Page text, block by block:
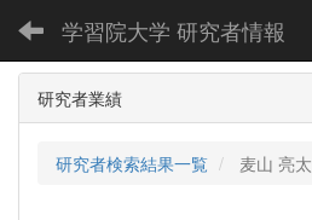
学習院大学 研究者情報
研究者業績
研究者検索結果一覧 麦山 亮太